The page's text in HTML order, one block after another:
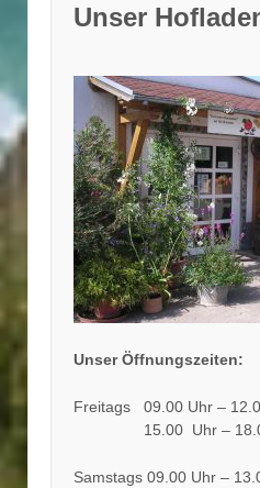
Unser
Unser Öffnungszeiten:
Freitags 09.00 Uhr –
15.00 Uhr –
Samstags 09.00 Uhr –